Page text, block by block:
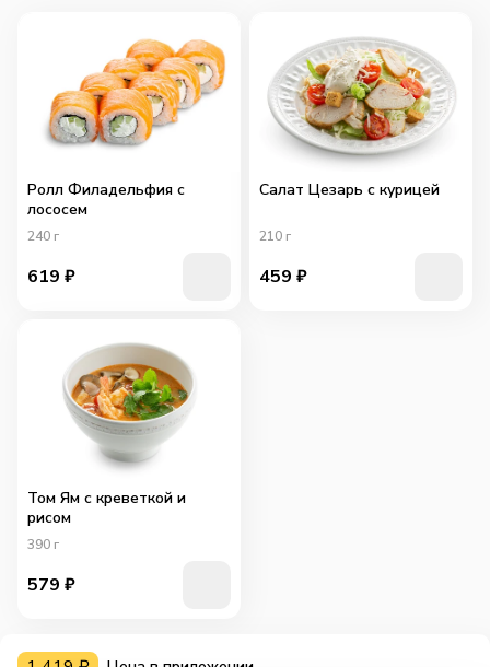
Ролл Филадельфия с
лососем
240 г
619 ₽
Салат Цезарь с курицей
210 г
459 ₽
Том Ям с креветкой и
рисом
390 г
579 ₽